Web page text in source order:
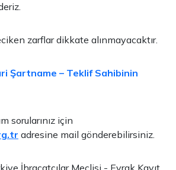
zarflar dikkate alınmayacaktır.
Şartname – Teklif Sahibinin
sorularınız için
adresine mail gönderebilirsiniz.
İhracatçılar Meclisi - Evrak Kayıt